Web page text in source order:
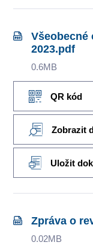
Všeobecné
2023.pdf
0.6MB
QR kód
Zobrazit
Uložit
Zpráva o
0.02MB